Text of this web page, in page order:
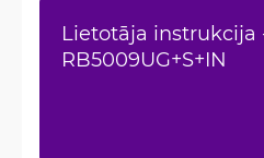
Lietotāja instrukcija
RB5009UG+S+IN